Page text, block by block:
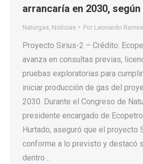
arrancaría en 2030,
Naturgas Noticias Por Leonardo
Proyecto Sirius-2 – Crédito:
avanza en consultas previas,
pruebas exploratorias para
iniciar producción de gas del
2030. Durante el Congreso de
presidente encargado de
Hurtado, aseguró que el proyecto
conforme a lo previsto y destacó
dentro…